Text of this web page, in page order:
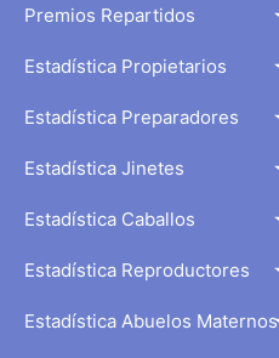
Premios Repartidos
Estadística Propietarios
Estadística Preparadores
Estadística Jinetes
Estadística Caballos
Estadística Reproductores
Estadística Abuelos Maternos